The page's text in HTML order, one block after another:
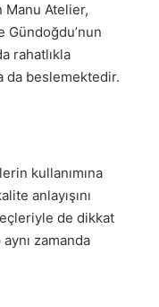
Manu Atelier,
Gündoğdu’nun
rahatlıkla
da beslemektedir.
kullanımına
anlayışını
de dikkat
zamanda